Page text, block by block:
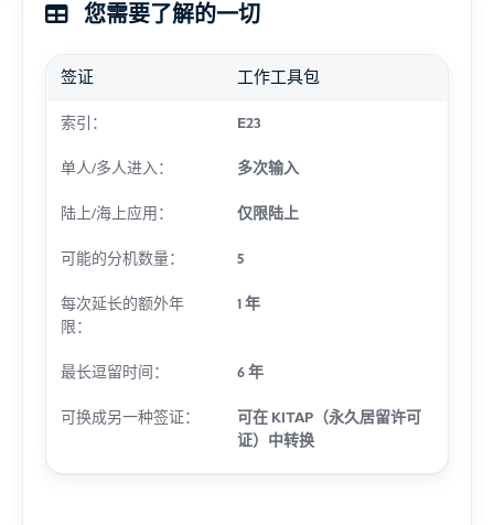
您需要了解的一切
签证 工作工具包
索引： E23
单人/多人进入： 多次输入
陆上/海上应用： 仅限陆上
可能的分机数量： 5
每次延长的额外年
限：
1 年
最长逗留时间： 6 年
可换成另一种签证：
可在 KITAP（永久居留许可
证）中转换